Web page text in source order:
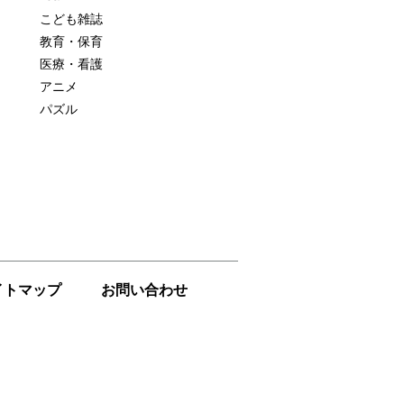
こども雑誌
教育・保育
医療・看護
アニメ
パズル
トマップ お問い合わせ